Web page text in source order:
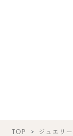
TOP ジュエリー